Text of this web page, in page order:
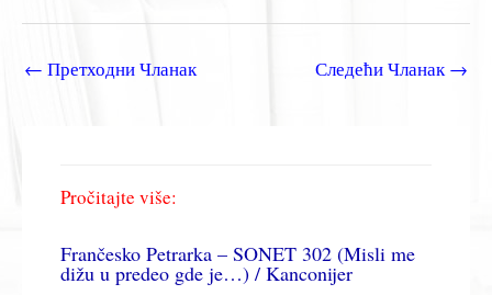
← Претходни Чланак Следећи Чланак→
Pročitajte više:
Frančesko Petrarka – SONET 302 (Misli me
dižu u predeo gde je…) / Kanconijer